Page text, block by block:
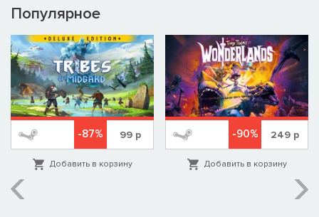
Популярное
-87% 99р
Добавить в корзину
-90% 249р
Добавить в корзину